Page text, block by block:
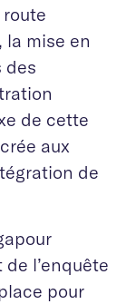
mise en
des
de cette
aux
de
l’enquête
pour